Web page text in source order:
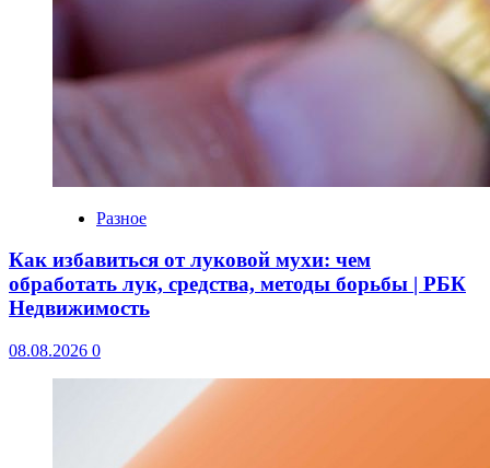
Разное
Как избавиться от луковой мухи: чем
обработать лук, средства, методы борьбы | РБК
Недвижимость
08.08.2026 0